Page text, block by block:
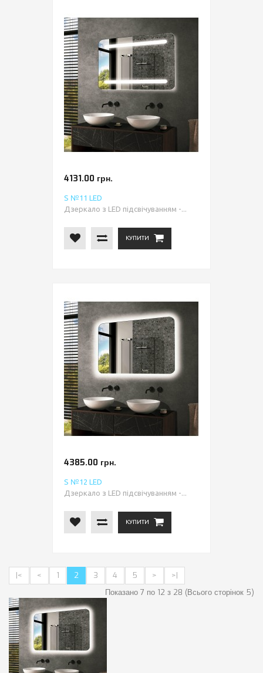
4131.00 грн.
S №11 LED
Дзеркало з LED підсвічуванням -...
КУПИТИ
4385.00 грн.
S №12 LED
Дзеркало з LED підсвічуванням -...
КУПИТИ
|< < 1 2 3 4 5 >
>|
Показано 7 по 12 з 28 (Всього сторінок 5)